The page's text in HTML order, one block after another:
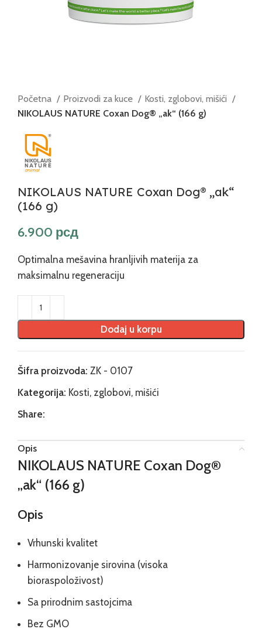
Početna Proizvodi za kuce
Kosti, zglobovi, mišići
NIKOLAUS NATURE Coxan Dog® „ak“ (166 g)
NIKOLAUS NATURE Coxan Dog® „ak“
(166 g)
рсд
Optimalna mešavina hranljivih materija za
maksimalnu regeneraciju
Dodaj u korpu
Šifra proizvoda: ZK - 0107
Kategorija: Kosti, zglobovi, mišići
Share:
Opis
NIKOLAUS NATURE Coxan Dog®
„ak“ (166 g)
Opis
Vrhunski kvalitet
Harmonizovanje sirovina (visoka
bioraspoloživost)
Sa prirodnim sastojcima
Bez GMO